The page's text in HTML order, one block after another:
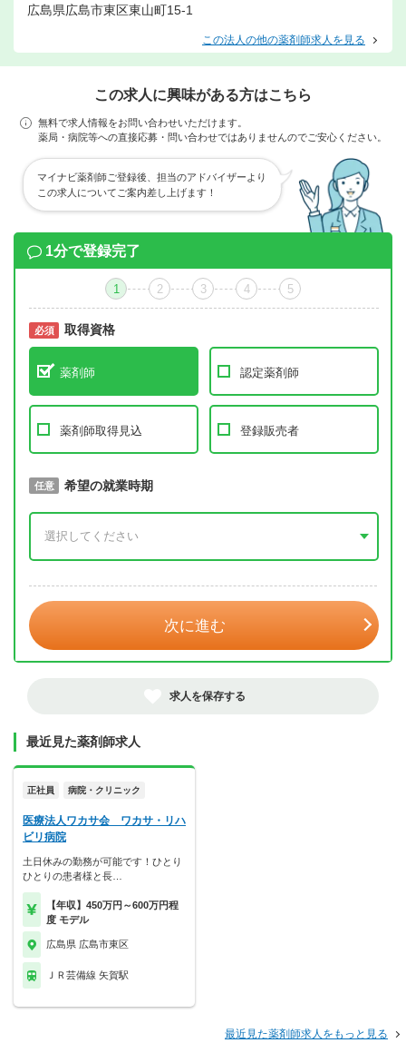
広島県広島市東区東山町15-1
この法人の他の薬剤師求人を見る
この求人に興味がある方はこちら
無料で求人情報をお問い合わせいただけます。
薬局・病院等への直接応募・問い合わせではありませんのでご安心ください。
マイナビ薬剤師ご登録後、担当のアドバイザーより
この求人についてご案内差し上げます！
1分で登録完了
1 2 3 4 5
必須 取得資格
薬剤師 認定薬剤師
薬剤師取得見込 登録販売者
必須 取得予定年
任意 希望の就業時期
次に進む
求人を保存する
最近見た薬剤師求人
正社員 病院・クリニック
医療法人ワカサ会 ワカサ・リハ
ビリ病院
土日休みの勤務が可能です！ひとり
ひとりの患者様と長…
【年収】450万円～600万円程
度 モデル
広島県 広島市東区
ＪＲ芸備線 矢賀駅
最近見た薬剤師求人をもっと見る